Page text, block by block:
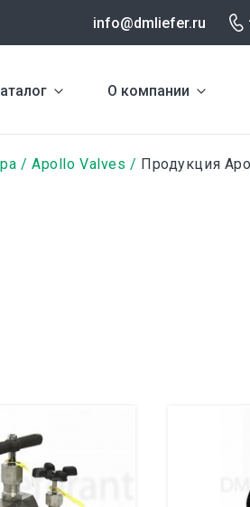
info@dmliefer.ru
О компании
Apollo Valves Продукция